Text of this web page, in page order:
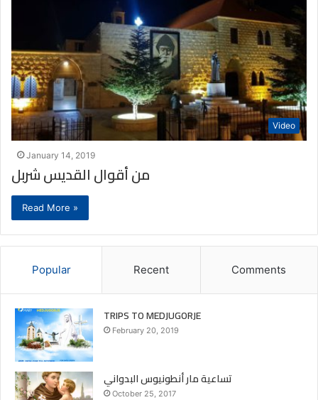
Video
January 14, 2019
من أقوال القديس شربل
Read More »
Popular Recent Comments
TRIPS TO MEDJUGORJE
February 20, 2019
تساعية مار أنطونيوس البدواني
October 25, 2017